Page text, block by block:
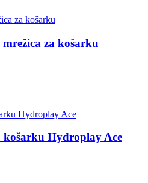
za košarku
košarku Hydroplay Ace